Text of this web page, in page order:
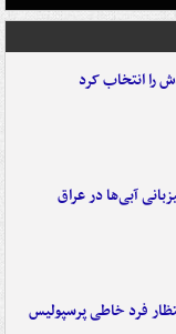
را انتخاب کرد
فرد خاطی پرسپولیس